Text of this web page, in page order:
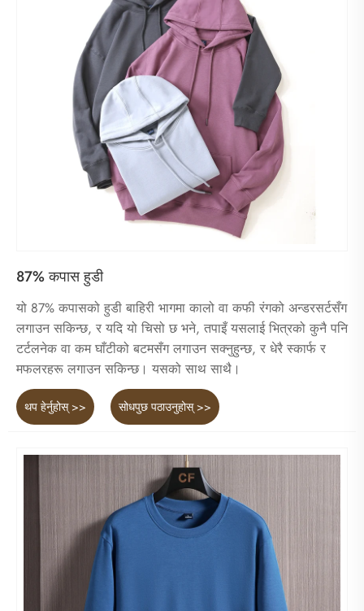
87% कपास हुडी
यो 87% कपासको हुडी बाहिरी भागमा कालो वा कफी रंगको अन्डरसर्टसँग
लगाउन सकिन्छ, र यदि यो चिसो छ भने, तपाइँ यसलाई भित्रको कुनै पनि
टर्टलनेक वा कम घाँटीको बटमसँग लगाउन सक्नुहुन्छ, र धेरै स्कार्फ र
मफलरहरू लगाउन सकिन्छ। यसको साथ साथै।
थप हेर्नुहोस् >> सोधपुछ पठाउनुहोस् >>